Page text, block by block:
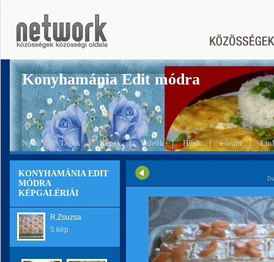
Konyhamánia Edit módra
Nyitó Tagok Képek Videók Hírek Fórum
KONYHAMÁNIA EDIT
MÓDRA
KÉPGALÉRIÁI
R.Zsuzsa
5 kép